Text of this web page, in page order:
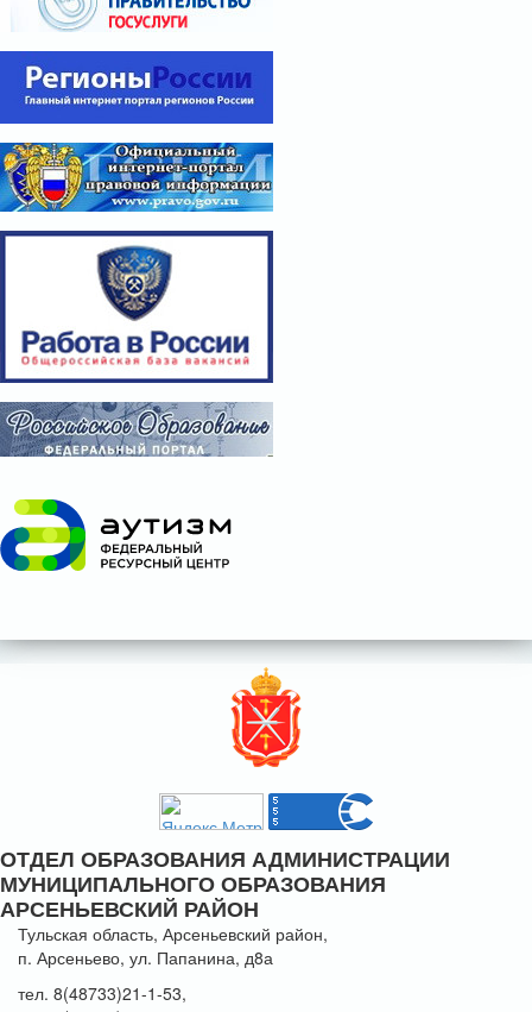
ОТДЕЛ ОБРАЗОВАНИЯ АДМИНИСТРАЦИИ
МУНИЦИПАЛЬНОГО ОБРАЗОВАНИЯ
АРСЕНЬЕВСКИЙ РАЙОН
Тульская область, Арсеньевский район,
п. Арсеньево, ул. Папанина, д8а
тел. 8(48733)21-1-53,